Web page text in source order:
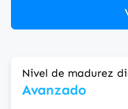
Nivel de madurez
Avanzado